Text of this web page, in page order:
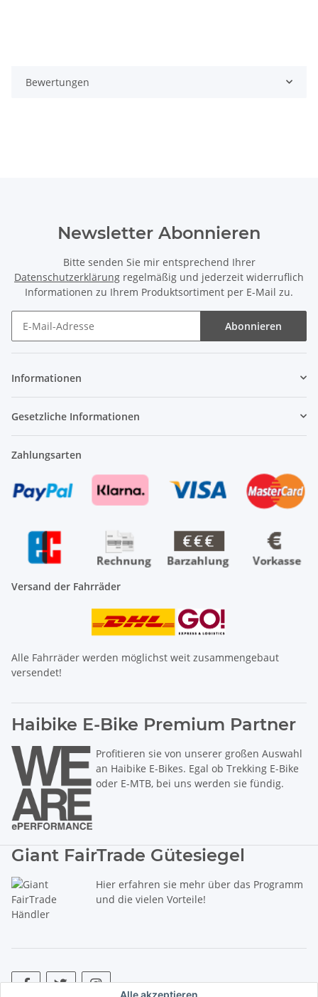
Bewertungen
Newsletter Abonnieren
Bitte senden Sie mir entsprechend Ihrer
Datenschutzerklärung regelmäßig und jederzeit widerruflich
Informationen zu Ihrem Produktsortiment per E-Mail zu.
Abonnieren
Informationen
Gesetzliche Informationen
Zahlungsarten
Versand der Fahrräder
Alle Fahrräder werden möglichst weit zusammengebaut
versendet!
Haibike E-Bike Premium Partner
Profitieren sie von unserer großen Auswahl
an Haibike E-Bikes. Egal ob Trekking E-Bike
oder E-MTB, bei uns werden sie fündig.
Giant FairTrade Gütesiegel
Hier erfahren sie mehr über das Programm
und die vielen Vorteile!